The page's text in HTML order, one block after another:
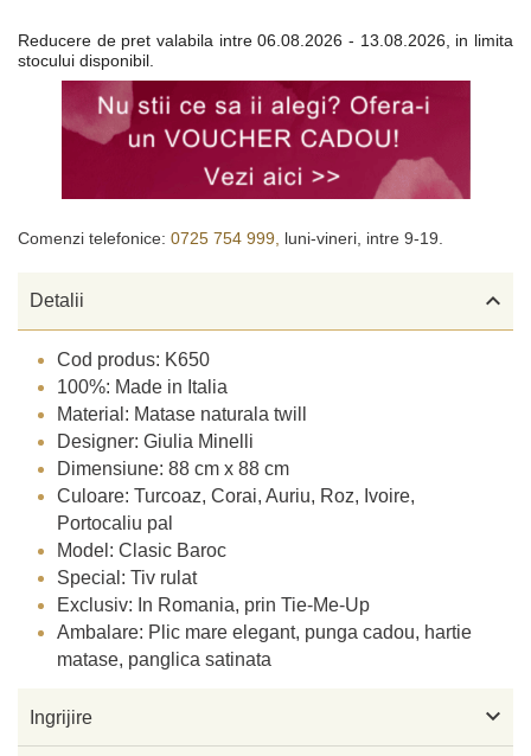
Reducere de pret valabila intre06.08.2026 - 13.08.2026, in limita
stocului disponibil.
Comenzi telefonice: 0725 754 999, luni-vineri, intre 9-19.
Detalii 
Cod produs: K650
100%: Made in Italia
Material: Matase naturala twill
Designer: Giulia Minelli
Dimensiune: 88 cm x 88 cm
Culoare: Turcoaz, Corai, Auriu, Roz, Ivoire,
Portocaliu pal
Model: Clasic Baroc
Special: Tiv rulat
Exclusiv: In Romania, prin Tie-Me-Up
Ambalare: Plic mare elegant, punga cadou, hartie
matase, panglica satinata
Ingrijire 